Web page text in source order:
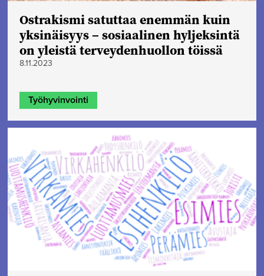
Ostrakismi satuttaa enemmän kuin
yksinäisyys – sosiaalinen hyljeksintä
on yleistä terveydenhuollon töissä
8.11.2023
Työhyvinvointi